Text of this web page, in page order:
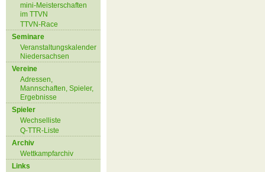
mini-Meisterschaften
im TTVN
TTVN-Race
Seminare
Veranstaltungskalender
Niedersachsen
Vereine
Adressen,
Mannschaften, Spieler,
Ergebnisse
Spieler
Wechselliste
Q-TTR-Liste
Archiv
Wettkampfarchiv
Links